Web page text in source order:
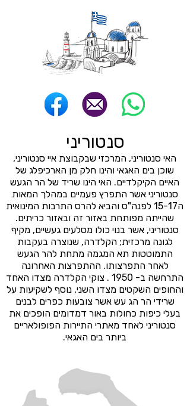
סנטוריני
האי סנטוריני, המרכזי שבקבוצת איי סנטוריני,
שוכן בים האגאי והינו חלק מן הארכיפלג של
האיים הקיקלדיים. האי הינו שריד של הר הגעש
סנטוריני אשר התפרץ פעמיים במהלך המאות
ה15-17 לפנה"ס והביא להרס התרבות המינואית
שהייתה מפותחת באזור זה ובאזור כריתים.
סנטוריני, אשר בנוי כולו מסלעים געשיים, מקיף
לגונה מרכזית; הקלדרה, שנוצרה בעקבות
התמוטטות תא המגמה מתחת להר הגעש
לאחר התפרצותו. ההתפרצות האחרונה
התרחשה ב- 1950 . צוקי הקלדרה מצדו האחד
והחופים השקטים מצדו השני, נוסף לשקיעות על
שרידי הר הג עש אשר צובעות כפרים לבנים
בעלי כיפות כחולות באור דמדומים הופכים את
סנטוריני לאחד מאתרי התיירות הפופולאריים
ביותר בים האגאי.